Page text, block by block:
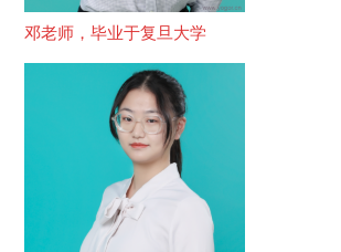
邓老师，毕业于复旦大学